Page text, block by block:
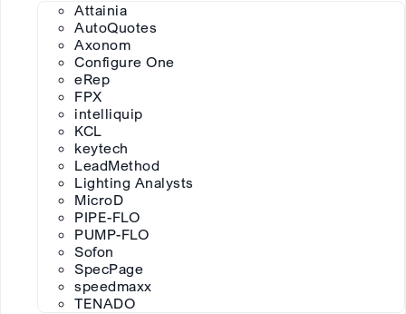
Attainia
AutoQuotes
Axonom
Configure One
eRep
FPX
intelliquip
KCL
keytech
LeadMethod
Lighting Analysts
MicroD
PIPE-FLO
PUMP-FLO
Sofon
SpecPage
speedmaxx
TENADO